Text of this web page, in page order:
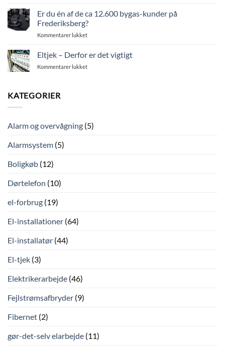
til
sommeraftenerne
i
din
sommer,
og
lige
lidt
hvordan
Er du én af de ca 12.600 bygas-kunder på
Frederiksberg?
Kommentarer lukkettil
én
af
Frederiksberg?
Eltjek – Derfor er det vigtigt
Kommentarer lukkettil
KATEGORIER
Alarm og overvågning (5)
Alarmsystem (5)
Boligkøb (12)
Dørtelefon (10)
el-forbrug (19)
El-installationer (64)
El-installatør (44)
El-tjek (3)
Elektrikerarbejde (46)
Fejlstrømsafbryder (9)
Fibernet (2)
gør-det-selv elarbejde (11)